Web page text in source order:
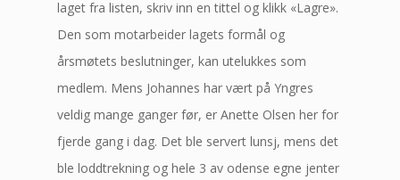
laget fra listen, skriv inn en tittel og klikk «Lagre».
Den som motarbeider lagets formål og
årsmøtets beslutninger, kan utelukkes som
medlem. Mens Johannes har vært på Yngres
veldig mange ganger før, er Anette Olsen her for
fjerde gang i dag. Det ble servert lunsj, mens det
ble loddtrekning og hele 3 av odense egne jenter